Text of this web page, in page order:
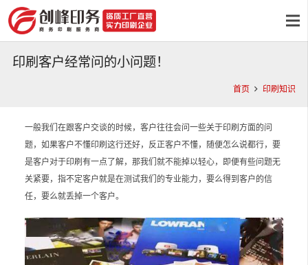
印刷客户经常问的小问题！
首页 印刷知识
一般我们在跟客户交谈的时候，客户往往会问一些关于印刷方面的问
题，如果客户不懂印刷这行还好，反正客户不懂，随便怎么说都行，要
是客户对于印刷有一点了解，那我们就不能掉以轻心，即便有些问题无
关紧要，指不定客户就是在测试我们的专业能力，要么得到客户的信
任，要么就丢掉一个客户。